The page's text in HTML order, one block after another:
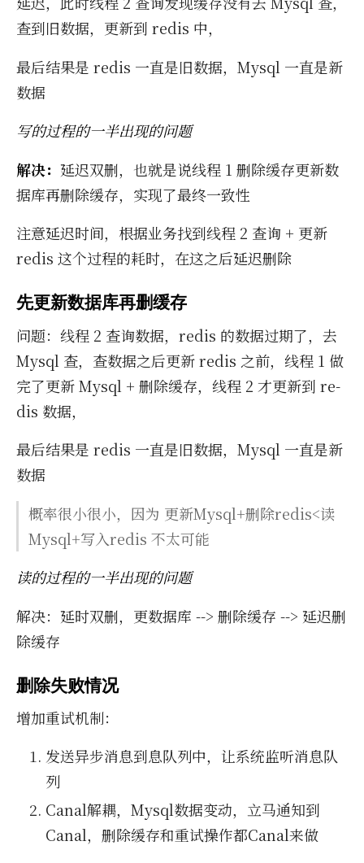
查到旧数据，更新到 re­dis 中，
最后结果是 re­dis 一直是旧数据，Mysql 一直是新
数据
写的过程的一半出现的问题
解决： 延迟双删，也就是说线程 1 删除缓存更新数
据库再删除缓存，实现了最终一致性
注意延迟时间，根据业务找到线程 2 查询 + 更新
re­dis 这个过程的耗时，在这之后延迟删除
先更新数据库再删缓存
问题：线程 2 查询数据，re­dis 的数据过期了，去
Mysql 查，查数据之后更新 re­dis 之前，线程 1 做
完了更新 Mysql + 删除缓存，线程 2 才更新到 re­
dis 数据，
最后结果是 re­dis 一直是旧数据，Mysql 一直是新
数据
概率很小很小，因为 更新Mysql+删除re­dis<读
Mysql+写入re­dis 不太可能
读的过程的一半出现的问题
解决：延时双删，更数据库 --> 删除缓存 --> 延迟删
除缓存
删除失败情况
增加重试机制：
发送异步消息到息队列中，让系统监听消息队
列
Canal解耦，Mysql数据变动，立马通知到
Canal，删除缓存和重试操作都Canal来做